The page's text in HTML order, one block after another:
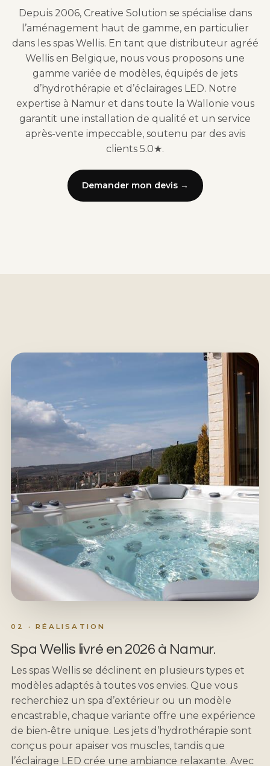
Depuis 2006, Creative Solution se spécialise dans
l’aménagement haut de gamme, en particulier
dans les spas Wellis. En tant que distributeur agréé
Wellis en Belgique, nous vous proposons une
gamme variée de modèles, équipés de jets
d’hydrothérapie et d’éclairages LED. Notre
expertise à Namur et dans toute la Wallonie vous
garantit une installation de qualité et un service
après-vente impeccable, soutenu par des avis
clients 5.0★.
Demander mon devis →
02 · RÉALISATION
Spa Wellis livré en 2026 à Namur.
Les spas Wellis se déclinent en plusieurs types et
modèles adaptés à toutes vos envies. Que vous
recherchiez un spa d’extérieur ou un modèle
encastrable, chaque variante offre une expérience
de bien-être unique. Les jets d’hydrothérapie sont
conçus pour apaiser vos muscles, tandis que
l’éclairage LED crée une ambiance relaxante. Avec